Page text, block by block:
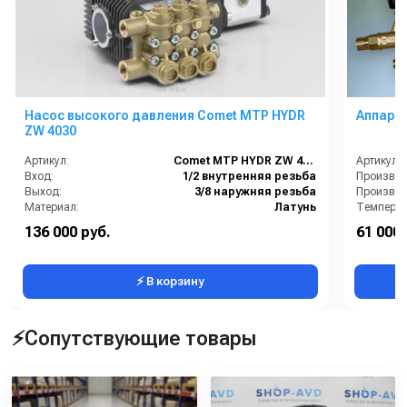
Насос высокого давления Comet MTP HYDR
ZW 4030
Артикул:
Comet MTP HYDR ZW 4030
Вход:
1/2 внутренняя резьба
Выход:
3/8 наружняя резьба
Материал:
Латунь
Производитель:
136 000 руб.
⚡ В корзину
Артикул:
61 000
⚡Сопутствующие товары